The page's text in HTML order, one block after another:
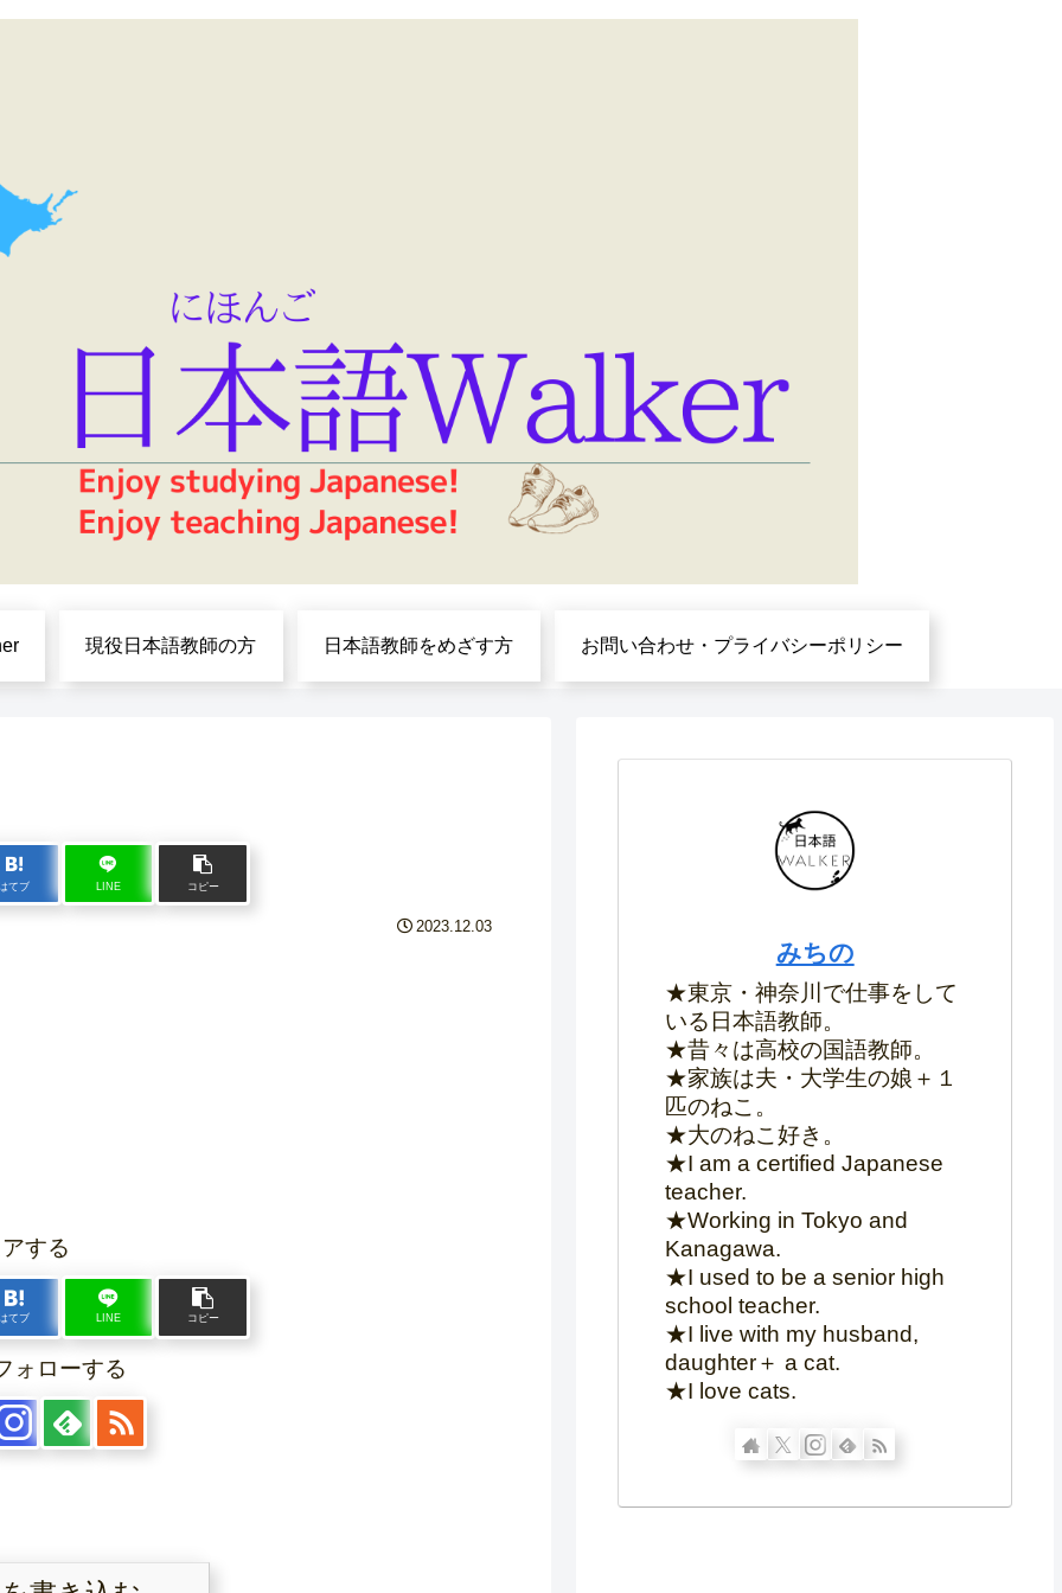
現役日本語教師の方 日本語教師をめざす方 お問い合わせ・プライバシーポリシー
てブ LINE コピー
2023.12.03
する
てブ LINE コピー
ォローする
みちの
★東京・神奈川で仕事をして
いる日本語教師。
★昔々は高校の国語教師。
★家族は夫・大学生の娘＋１
匹のねこ。
★大のねこ好き。
★I am a certified Japanese
teacher.
★Working in Tokyo and
Kanagawa.
★I used to be a senior high
school teacher.
★I live with my husband,
daughter＋ a cat.
★I love cats.